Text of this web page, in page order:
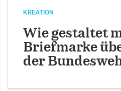
KREATION
Wie gestaltet
Briefmarke
der